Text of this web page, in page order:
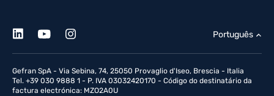
Gefran SpA - Via Sebina, 74, 25050 Provaglio d'Iseo, Brescia - Italia
Tel. +39 030 9888 1 - P. IVA 03032420170 - Código do destinatário da
factura electrónica: MZO2A0U
Português